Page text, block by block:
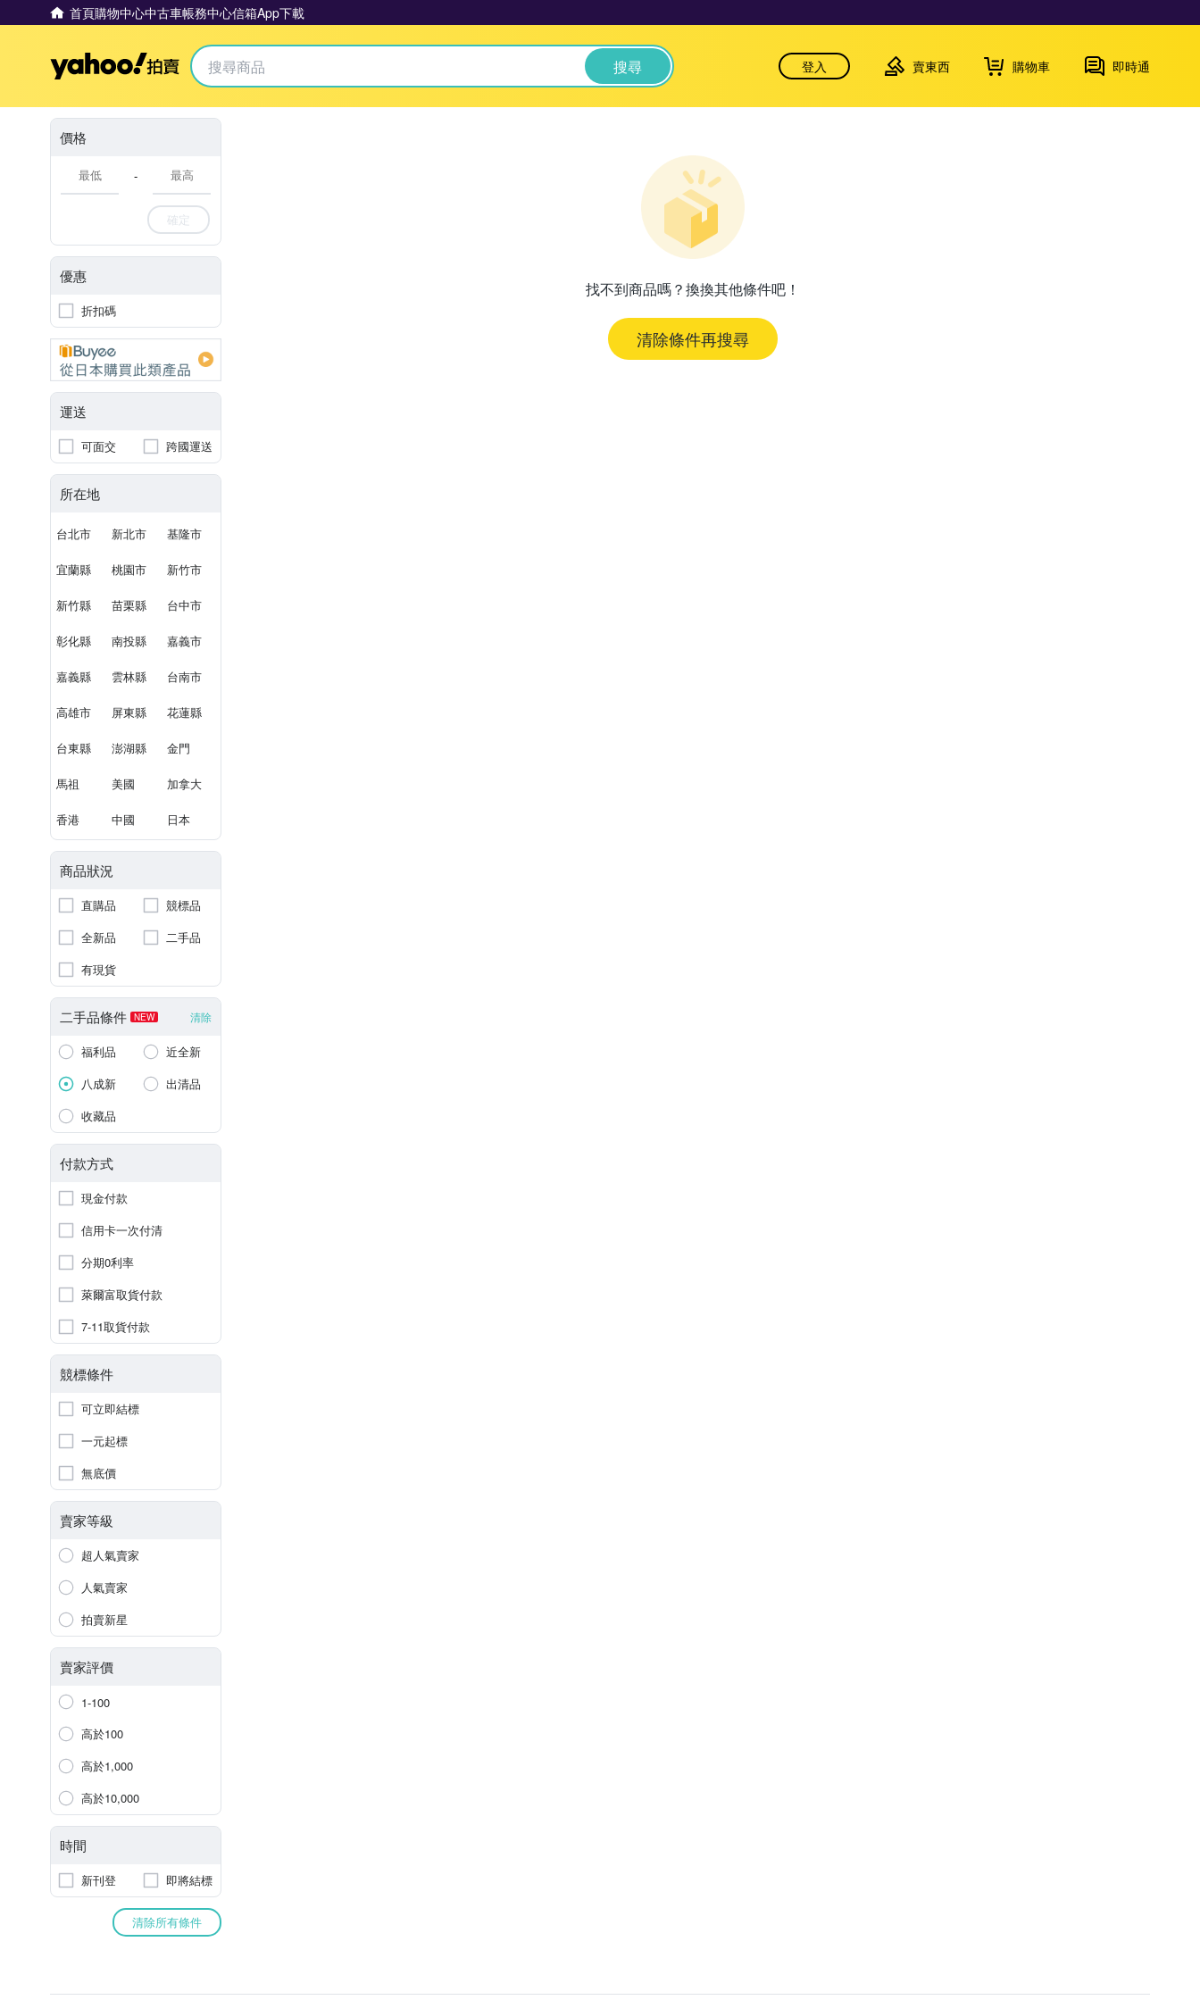
首頁購物中心中古車帳務中心信箱App下載
Yahoo拍賣 搜尋 登入 賣東西 購物車 即時通
價格
-
確定
優惠
折扣碼
運送
可面交 跨國運送
所在地
台北市 新北市 基隆市
宜蘭縣 桃園市 新竹市
新竹縣 苗栗縣 台中市
彰化縣 南投縣 嘉義市
嘉義縣 雲林縣 台南市
高雄市 屏東縣 花蓮縣
台東縣 澎湖縣 金門
馬祖 美國 加拿大
香港 中國 日本
商品狀況
直購品
競標品
全新品
二手品
有現貨
二手品條件 NEW 清除
福利品
近全新
八成新
出清品
收藏品
付款方式
現金付款
信用卡一次付清
分期0利率
萊爾富取貨付款
7-11取貨付款
競標條件
可立即結標
一元起標
無底價
賣家等級
超人氣賣家
人氣賣家
拍賣新星
賣家評價
1-100
高於100
高於1,000
高於10,000
時間
新刊登 即將結標
清除所有條件
找不到商品嗎？換換其他條件吧！
清除條件再搜尋